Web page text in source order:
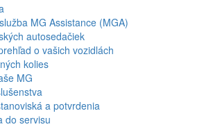
MG Assistance (MGA)
autosedačiek
o vašich vozidlách
kolies
MG
a potvrdenia
do servisu